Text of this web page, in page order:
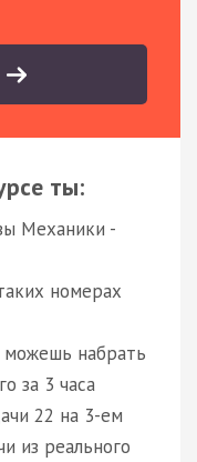
ты:
Механики -
номерах
набрать
за 3 часа
22 на 3-ем
из реального